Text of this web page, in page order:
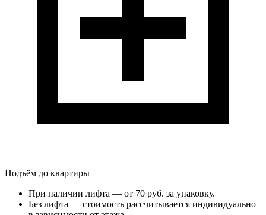
Подъём до квартиры
При наличии лифта — от 70 руб. за упаковку.
Без лифта — стоимость рассчитывается индивидуально